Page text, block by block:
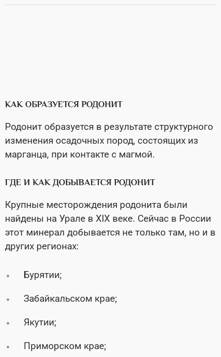
КАК ОБРАЗУЕТСЯ РОДОНИТ
Родонит образуется в результате структурного
изменения осадочных пород, состоящих из
марганца, при контакте с магмой.
ГДЕ И КАК ДОБЫВАЕТСЯ РОДОНИТ
Крупные месторождения родонита были
найдены на Урале в XIX веке. Сейчас в России
этот минерал добывается не только там, но и в
других регионах:
Бурятии;
Забайкальском крае;
Якутии;
Приморском крае;